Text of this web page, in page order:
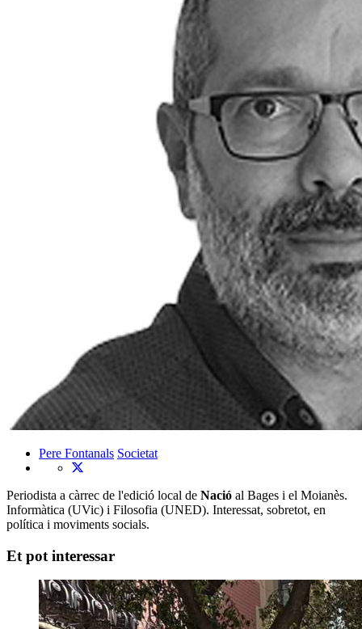
Pere Fontanals Societat
Periodista a càrrec de l'edició local de Nació al Bages i el Moianès.
Informàtica (UVic) i Filosofia (UNED). Interessat, sobretot, en
política i moviments socials.
Et pot interessar